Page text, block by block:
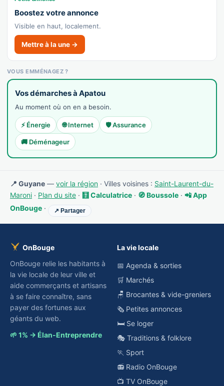
Boostez votre annonce
Visible en haut, localement.
Mettre à la une →
VOUS EMMÉNAGEZ ?
Vos démarches à Apatou
Au moment où on en a besoin.
⚡ Énergie 🌐 Internet 🛡️ Assurance
🚚 Déménageur
📍 Guyane — voir la région · Villes voisines : Saint-Laurent-du-
Maroni · Plan du site · 🧮 Calculatrice · 🧭 Boussole · 📲 App
OnBouge · ↗ Partager
OnBouge
OnBouge relie les habitants à
la vie locale de leur ville et
aide commerçants et artisans
à se faire connaître, sans
payer des fortunes aux
géants du web.
🌱 1% → Élan-Entreprendre
La vie locale
📅 Agenda & sorties
🛒 Marchés
🪑 Brocantes & vide-greniers
🗞️ Petites annonces
🛏️ Se loger
🎭 Traditions & folklore
🏃 Sport
📻 Radio OnBouge
📺 TV OnBouge